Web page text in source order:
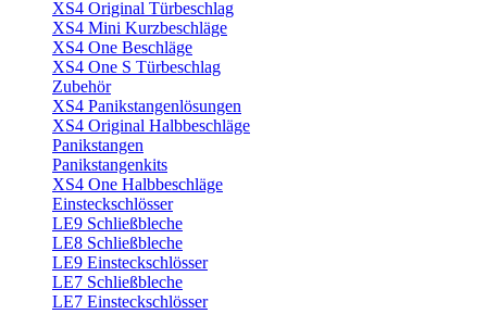
XS4 Original Türbeschlag
XS4 Mini Kurzbeschläge
XS4 One Beschläge
XS4 One S Türbeschlag
Zubehör
XS4 Panikstangenlösungen
XS4 Original Halbbeschläge
Panikstangen
Panikstangenkits
XS4 One Halbbeschläge
Einsteckschlösser
LE9 Schließbleche
LE8 Schließbleche
LE9 Einsteckschlösser
LE7 Schließbleche
LE7 Einsteckschlösser